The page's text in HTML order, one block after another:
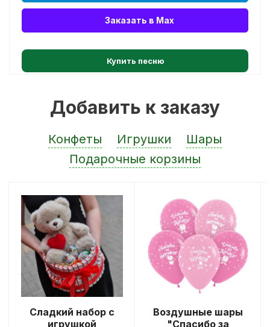
Заказать в Max
Купить песню
Добавить к заказу
Конфеты Игрушки
Шары
Подарочные корзины
Сладкий набор с
игрушкой
Воздушные шары
"Спасибо за